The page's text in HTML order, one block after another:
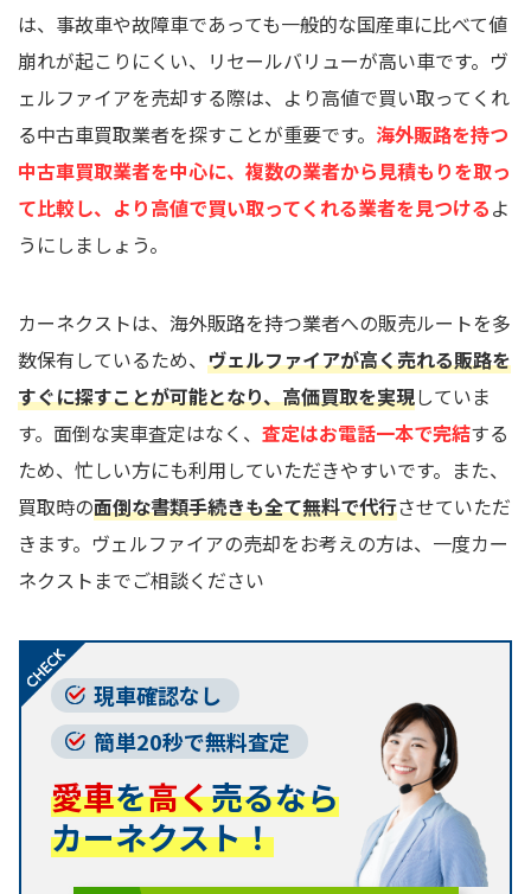
は、事故車や故障車であっても一般的な国産車に比べて値
崩れが起こりにくい、リセールバリューが高い車です。ヴ
ェルファイアを売却する際は、より高値で買い取ってくれ
る中古車買取業者を探すことが重要です。 海外販路を持つ
中古車買取業者を中心に、複数の業者から見積もりを取っ
て比較し、より高値で買い取ってくれる業者を見つけるよ
うにしましょう。
カーネクストは、海外販路を持つ業者への販売ルートを多
数保有しているため、 ヴェルファイアが高く売れる販路を
すぐに探すことが可能となり、高価買取を実現していま
す。面倒な実車査定はなく、 査定はお電話一本で完結する
ため、忙しい方にも利用していただきやすいです。また、
買取時の面倒な書類手続きも全て無料で代行させていただ
きます。ヴェルファイアの売却をお考えの方は、一度カー
ネクストまでご相談ください
現車確認なし
簡単20秒で無料査定
愛車を高く売るなら
カーネクスト！